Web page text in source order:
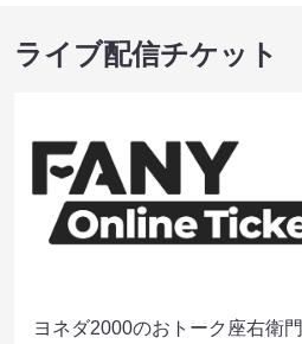
ライブ配信チケット
ヨネダ2000のおトーク座右衛門